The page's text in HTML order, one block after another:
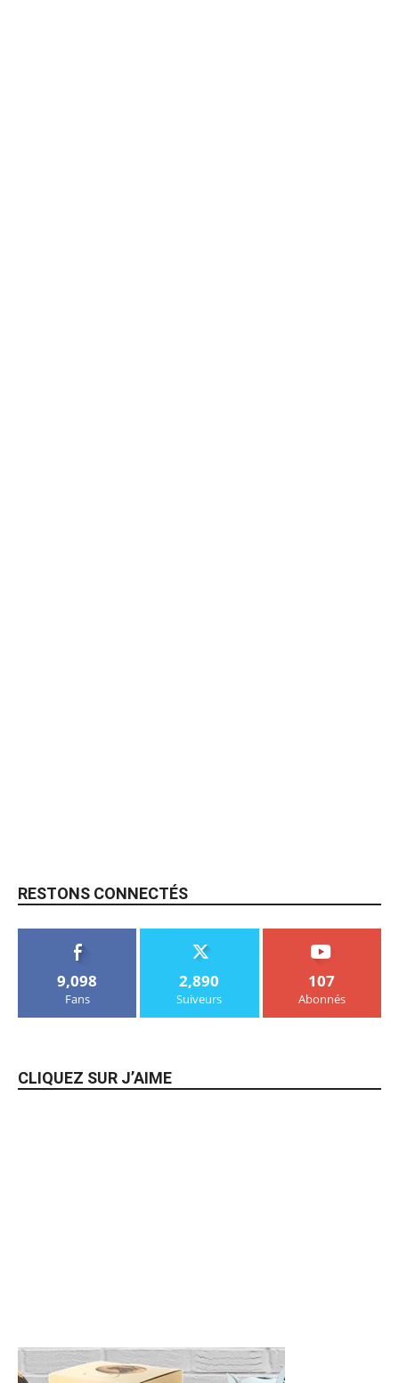
RESTONS CONNECTÉS
9,098
Fans
2,890
Suiveurs
107
Abonnés
CLIQUEZ SUR J’AIME